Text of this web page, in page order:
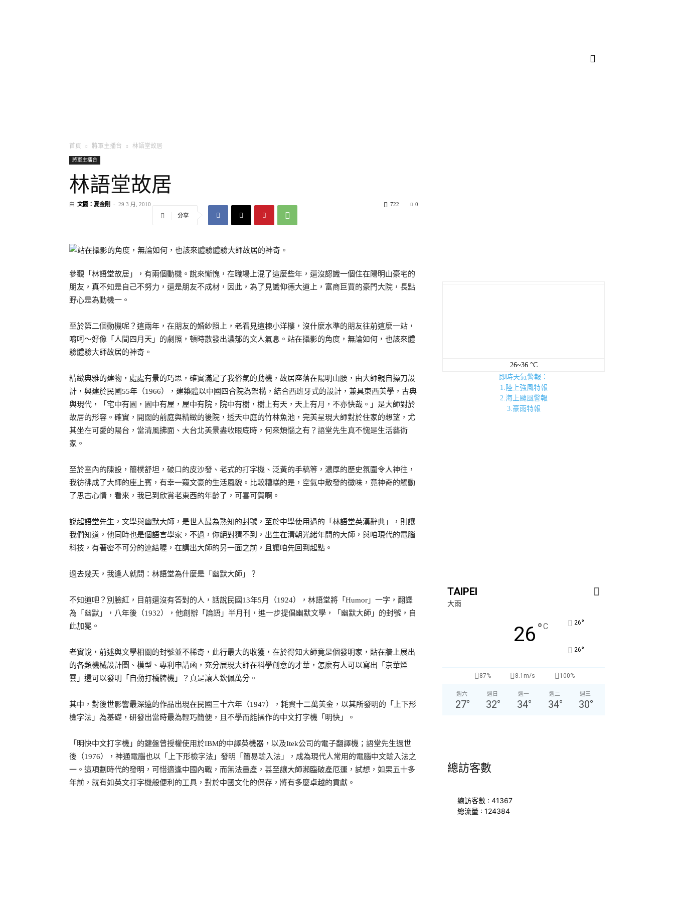
首頁 將軍主播台 林語堂故居
將軍主播台
林語堂故居
由 文圖：夏金剛 - 29 3 月, 2010 0
722
分享
參觀「林語堂故居」，有兩個動機。說來慚愧，在職場上混了這麼些年，還沒認識一個住在陽明山豪宅的
朋友，真不知是自己不努力，還是朋友不成材，因此，為了見識仰德大道上，富商巨賈的豪門大院，長點
野心是為動機一。
至於第二個動機呢？這兩年，在朋友的婚紗照上，老看見這棟小洋樓，沒什麼水準的朋友往前這麼一站，
唷呵～好像「人間四月天」的劇照，頓時散發出濃郁的文人氣息。站在攝影的角度，無論如何，也該來體
驗體驗大師故居的神奇。
精緻典雅的建物，處處有景的巧思，確實滿足了我俗氣的動機，故居座落在陽明山腰，由大師親自操刀設
計，興建於民國55年（1966），建築體以中國四合院為架構，結合西班牙式的設計，兼具東西美學，古典
與現代，「宅中有園，園中有屋，屋中有院，院中有樹，樹上有天，天上有月，不亦快哉。」是大師對於
故居的形容。確實，開闊的前庭與精緻的後院，透天中庭的竹林魚池，完美呈現大師對於住家的想望，尤
其坐在可愛的陽台，當清風拂面、大台北美景盡收眼底時，何來煩惱之有？語堂先生真不愧是生活藝術
家。
至於室內的陳設，簡樸舒坦，破口的皮沙發、老式的打字機、泛黃的手稿等，濃厚的歷史氛圍令人神往，
我彷彿成了大師的座上賓，有幸一窺文豪的生活風貌。比較糟糕的是，空氣中散發的黴味，竟神奇的觸動
了思古心情，看來，我已到欣賞老東西的年齡了，可喜可賀啊。
說起語堂先生，文學與幽默大師，是世人最為熟知的封號，至於中學使用過的「林語堂英漢辭典」，則讓
我們知道，他同時也是個語言學家，不過，你絕對猜不到，出生在清朝光緒年間的大師，與咱現代的電腦
科技，有著密不可分的連結喔，在講出大師的另一面之前，且讓咱先回到起點。
過去幾天，我逢人就問：林語堂為什麼是「幽默大師」？
不知道吧？別臉紅，目前還沒有答對的人，話說民國13年5月（1924），林語堂將「Humor」一字，翻譯
為「幽默」，八年後（1932），他創辦「論語」半月刊，進一步提倡幽默文學，「幽默大師」的封號，自
此加冕。
老實說，前述與文學相關的封號並不稀奇，此行最大的收獲，在於得知大師竟是個發明家，貼在牆上展出
的各類機械設計圖、模型、專利申請函，充分展現大師在科學創意的才華，怎麼有人可以寫出「京華煙
雲」還可以發明「自動打橋牌機」？真是讓人欽佩萬分。
其中，對後世影響最深遠的作品出現在民國三十六年（1947），耗資十二萬美金，以其所發明的「上下形
檢字法」為基礎，研發出當時最為輕巧簡便，且不學而能操作的中文打字機「明快」。
「明快中文打字機」的鍵盤曾授權使用於IBM的中譯英機器，以及Itek公司的電子翻譯機；語堂先生過世
後（1976），神通電腦也以「上下形檢字法」發明「簡易輸入法」，成為現代人常用的電腦中文輸入法之
一。這項劃時代的發明，可惜適逢中國內戰，而無法量產，甚至讓大師瀕臨破產厄運，試想，如果五十多
年前，就有如英文打字機般便利的工具，對於中國文化的保存，將有多麼卓越的貢獻。
26~36 °C
即時天氣警報：
1.陸上強風特報
2.海上颱風警報
3.豪雨特報
TAIPEI
大雨
26°C 26°
26°
87% 8.1m/s 100%
週六
27°
週日
32°
週一
34°
週二
34°
週三
30°
總訪客數
總訪客數 : 41367
總流量 : 124384